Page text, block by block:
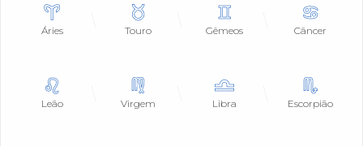
Áries Touro Gêmeos Câncer
Leão Virgem Libra Escorpião